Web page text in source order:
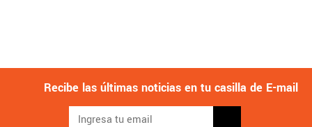
Recibe las últimas noticias en tu casilla de E-mail